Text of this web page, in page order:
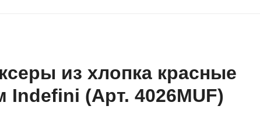
из хлопка красные
Indefini (Арт. 4026MUF)